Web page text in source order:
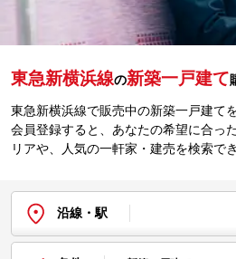
東急新横浜線の新築一戸建て
東急新横浜線で販売中の新築一戸建て
会員登録すると、あなたの希望に合っ
リアや、人気の一軒家・建売を検索でき
沿線・駅